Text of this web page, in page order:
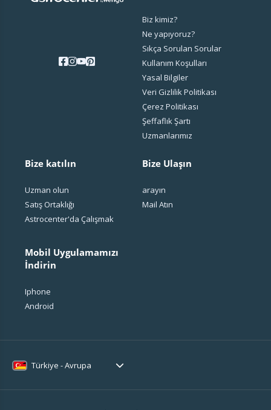
Biz kimiz?
Ne yapıyoruz?
Sıkça Sorulan Sorular
Kullanım Koşulları
Yasal Bilgiler
Veri Gizlilik Politikası
Çerez Politikası
Şeffaflık Şartı
Uzmanlarımız
Bize katılın
Uzman olun
Satış Ortaklığı
Astrocenter'da Çalışmak
Mobil Uygulamamızı
İndirin
Iphone
Android
Bize Ulaşın
arayın
Mail Atın
Türkiye - Avrupa